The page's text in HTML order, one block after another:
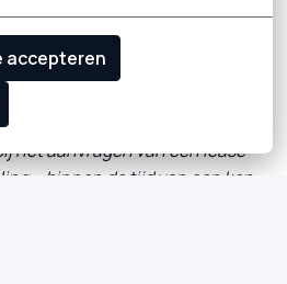
accepteren
is volop in
ons landschap in fases
toekomst waarin ons
is via API’s en
naar maximale
het aanvragen van een lease –
– binnen de tijd van een kop